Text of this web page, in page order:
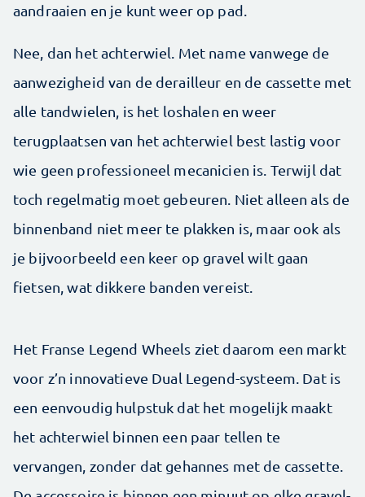
aandraaien en je kunt weer op pad.
Nee, dan het achterwiel. Met name vanwege de
aanwezigheid van de derailleur en de cassette met
alle tandwielen, is het loshalen en weer
terugplaatsen van het achterwiel best lastig voor
wie geen professioneel mecanicien is. Terwijl dat
toch regelmatig moet gebeuren. Niet alleen als de
binnenband niet meer te plakken is, maar ook als
je bijvoorbeeld een keer op gravel wilt gaan
fietsen, wat dikkere banden vereist.
Het Franse Legend Wheels ziet daarom een markt
voor z’n innovatieve Dual Legend-systeem. Dat is
een eenvoudig hulpstuk dat het mogelijk maakt
het achterwiel binnen een paar tellen te
vervangen, zonder dat gehannes met de cassette.